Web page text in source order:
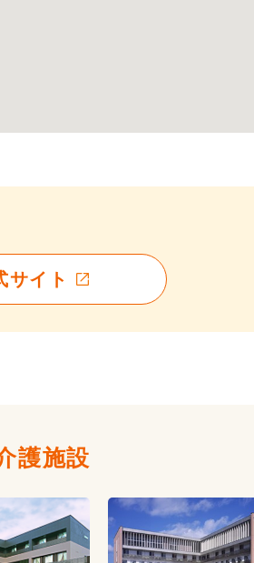
サイト
護施設